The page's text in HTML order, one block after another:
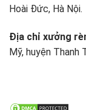
Hoài Đức, Hà Nội.
Địa chỉ xưởng
Mỹ, huyện Thanh